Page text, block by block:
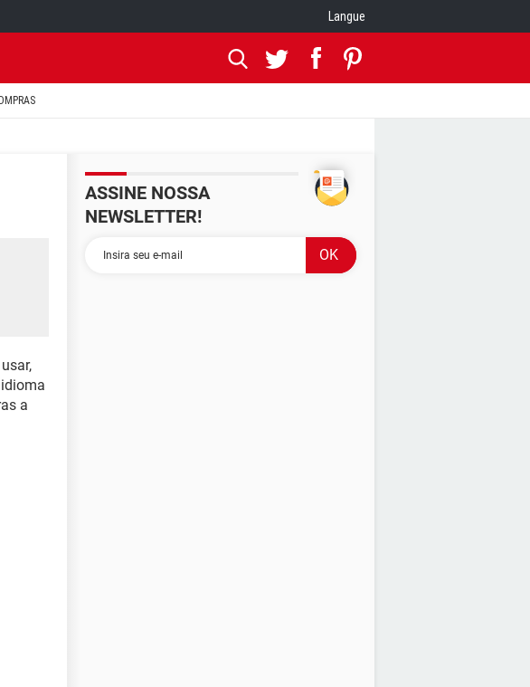
Langue
a
ASSINE NOSSA
NEWSLETTER!